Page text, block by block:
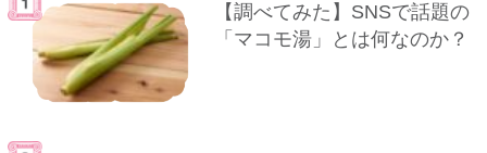
【調べてみた】SNSで話題の
「マコモ湯」とは何なのか？